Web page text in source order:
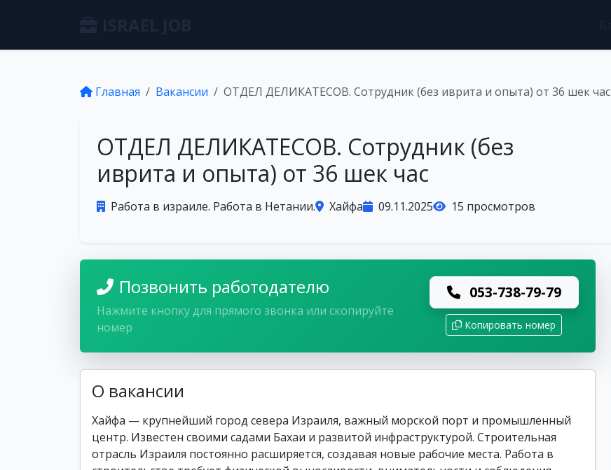
Главная Вакансии ОТДЕЛ ДЕЛИКАТЕСОВ. Сотрудник (без иврита и опыта) от 36 шек час
ОТДЕЛ ДЕЛИКАТЕСОВ. Сотрудник (без
иврита и опыта) от 36 шек час
Работа в израиле. Работа в Нетании. Хайфа 09.11.2025 15 просмотров
Позвонить работодателю
Нажмите кнопку для прямого звонка или скопируйте
номер
053-738-79-79
Копировать номер
О вакансии
Хайфа — крупнейший город севера Израиля, важный морской порт и промышленный
центр. Известен своими садами Бахаи и развитой инфраструктурой. Строительная
отрасль Израиля постоянно расширяется, создавая новые рабочие места. Работа в